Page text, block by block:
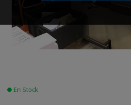
En Stock